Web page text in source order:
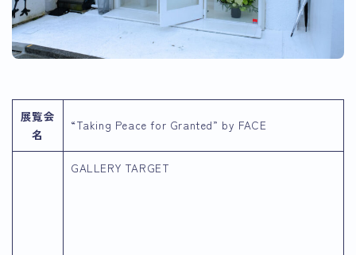
展覧会
名
“Taking Peace for Granted” by FACE
GALLERY TARGET